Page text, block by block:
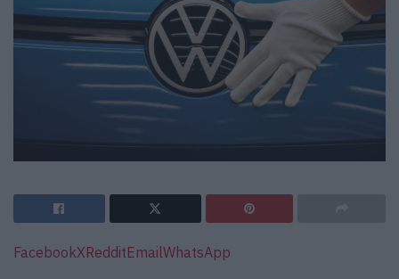
FacebookXRedditEmailWhatsApp